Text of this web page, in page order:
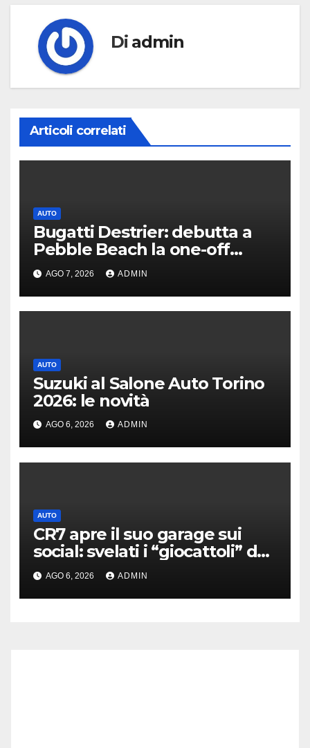
Di admin
Articoli correlati
AUTO
Bugatti Destrier: debutta a
Pebble Beach la one-off
derivata dalla Bolide
AGO 7, 2026 ADMIN
AUTO
Suzuki al Salone Auto Torino
2026: le novità
AGO 6, 2026 ADMIN
AUTO
CR7 apre il suo garage sui
social: svelati i “giocattoli” da
oltre 40 milioni
AGO 6, 2026 ADMIN